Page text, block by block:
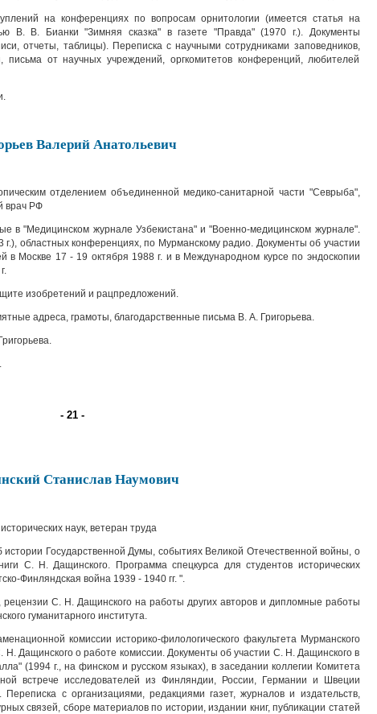
на конференциях по вопросам орнитологии (имеется статья на
В. В. Бианки "Зимняя сказка" в газете "Правда" (1970 г.). Документы
отчеты, таблицы). Переписка с научными сотрудниками заповедников,
письма от научных учреждений, оргкомитетов конференций, любителей
Валерий Анатольевич
отделением объединенной медико-санитарной части "Севрыба",
врач РФ
в "Медицинском журнале Узбекистана" и "Военно-медицинском журнале".
областных конференциях, по Мурманскому радио. Документы об участии
в Москве 17 - 19 октября 1988 г. и в Международном курсе по эндоскопии
изобретений и рацпредложений.
адреса, грамоты, благодарственные письма В. А. Григорьева.
- 21 -
Станислав Наумович
наук, ветеран труда
истории Государственной Думы, событиях Великой Отечественной войны, о
С. Н. Дащинского. Программа спецкурса для студентов исторических
Финляндская война 1939 - 1940 гг. ".
С. Н. Дащинского на работы других авторов и дипломные работы
гуманитарного института.
комиссии историко-филологического факультета Мурманского
Н. Дащинского о работе комиссии. Документы об участии С. Н. Дащинского в
(1994 г., на финском и русском языках), в заседании коллегии Комитета
встрече исследователей из Финляндии, России, Германии и Швеции
с организациями, редакциями газет, журналов и издательств,
связей, сборе материалов по истории, издании книг, публикации статей